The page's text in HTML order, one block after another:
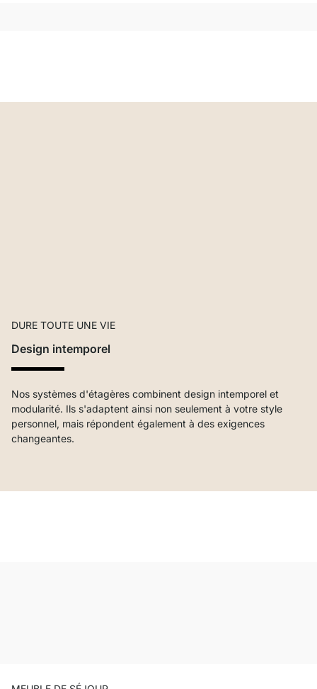
DURE TOUTE UNE VIE
Design intemporel
Nos systèmes d'étagères combinent design intemporel et
modularité. Ils s'adaptent ainsi non seulement à votre style
personnel, mais répondent également à des exigences
changeantes.